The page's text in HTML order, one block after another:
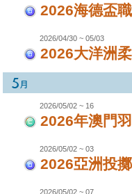
2026海德盃
2026/04/30 ~ 05/03
2026大洋洲
2026/05/02 ~ 16
2026年澳門
2026/05/02 ~ 03
2026亞洲投
2026/05/02 ~ 07